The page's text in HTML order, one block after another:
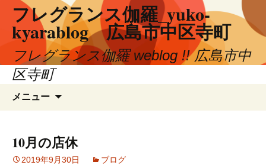
ツ
フレグランス伽羅_yuko-
kyarablog 広島市中区寺町
フレグランス伽羅 weblog !! 広島市中
区寺町
メニュー
10月の店休
2019年9月30日 ブログ